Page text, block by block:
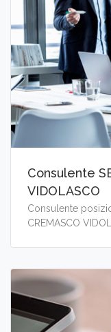
Consulente
VIDOLASCO
Consulente
CREMASCO